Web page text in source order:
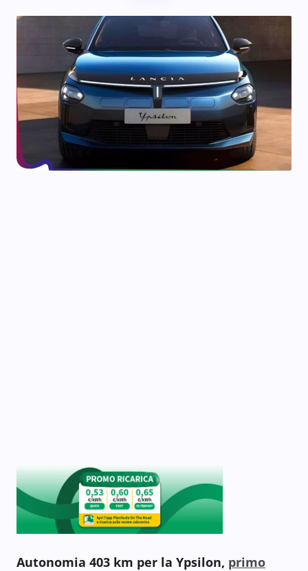
Autonomia 403 km per la Ypsilon, primo